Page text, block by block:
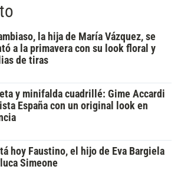
la hija de María Vázquez, se
a la primavera con su look floral y
de tiras
y minifalda cuadrillé: Gime Accardi
España con un original look en
hoy Faustino, el hijo de Eva Bargiela
Simeone